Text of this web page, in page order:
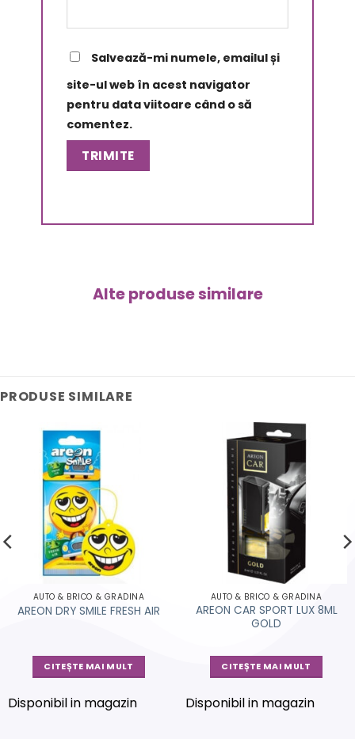
Salvează-mi numele, emailul și
site-ul web în acest navigator
pentru data viitoare când o să
comentez.
Alte produse similare
PRODUSE SIMILARE
AUTO & BRICO & GRADINA
AREON DRY SMILE FRESH AIR
CITEȘTE MAI MULT
Disponibil in magazin
AUTO & BRICO & GRADINA
AREON CAR SPORT LUX 8ML
GOLD
CITEȘTE MAI MULT
Disponibil in magazin